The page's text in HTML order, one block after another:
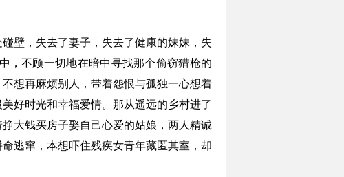
壁，失去了妻子，失去了健康的妹妹，失
，不顾一切地在暗中寻找那个偷窃猎枪的
想再麻烦别人，带着怨恨与孤独一心想着
好时光和幸福爱情。那从遥远的乡村进了
大钱买房子娶自己心爱的姑娘，两人精诚
逃窜，本想吓住残疾女青年藏匿其室，却